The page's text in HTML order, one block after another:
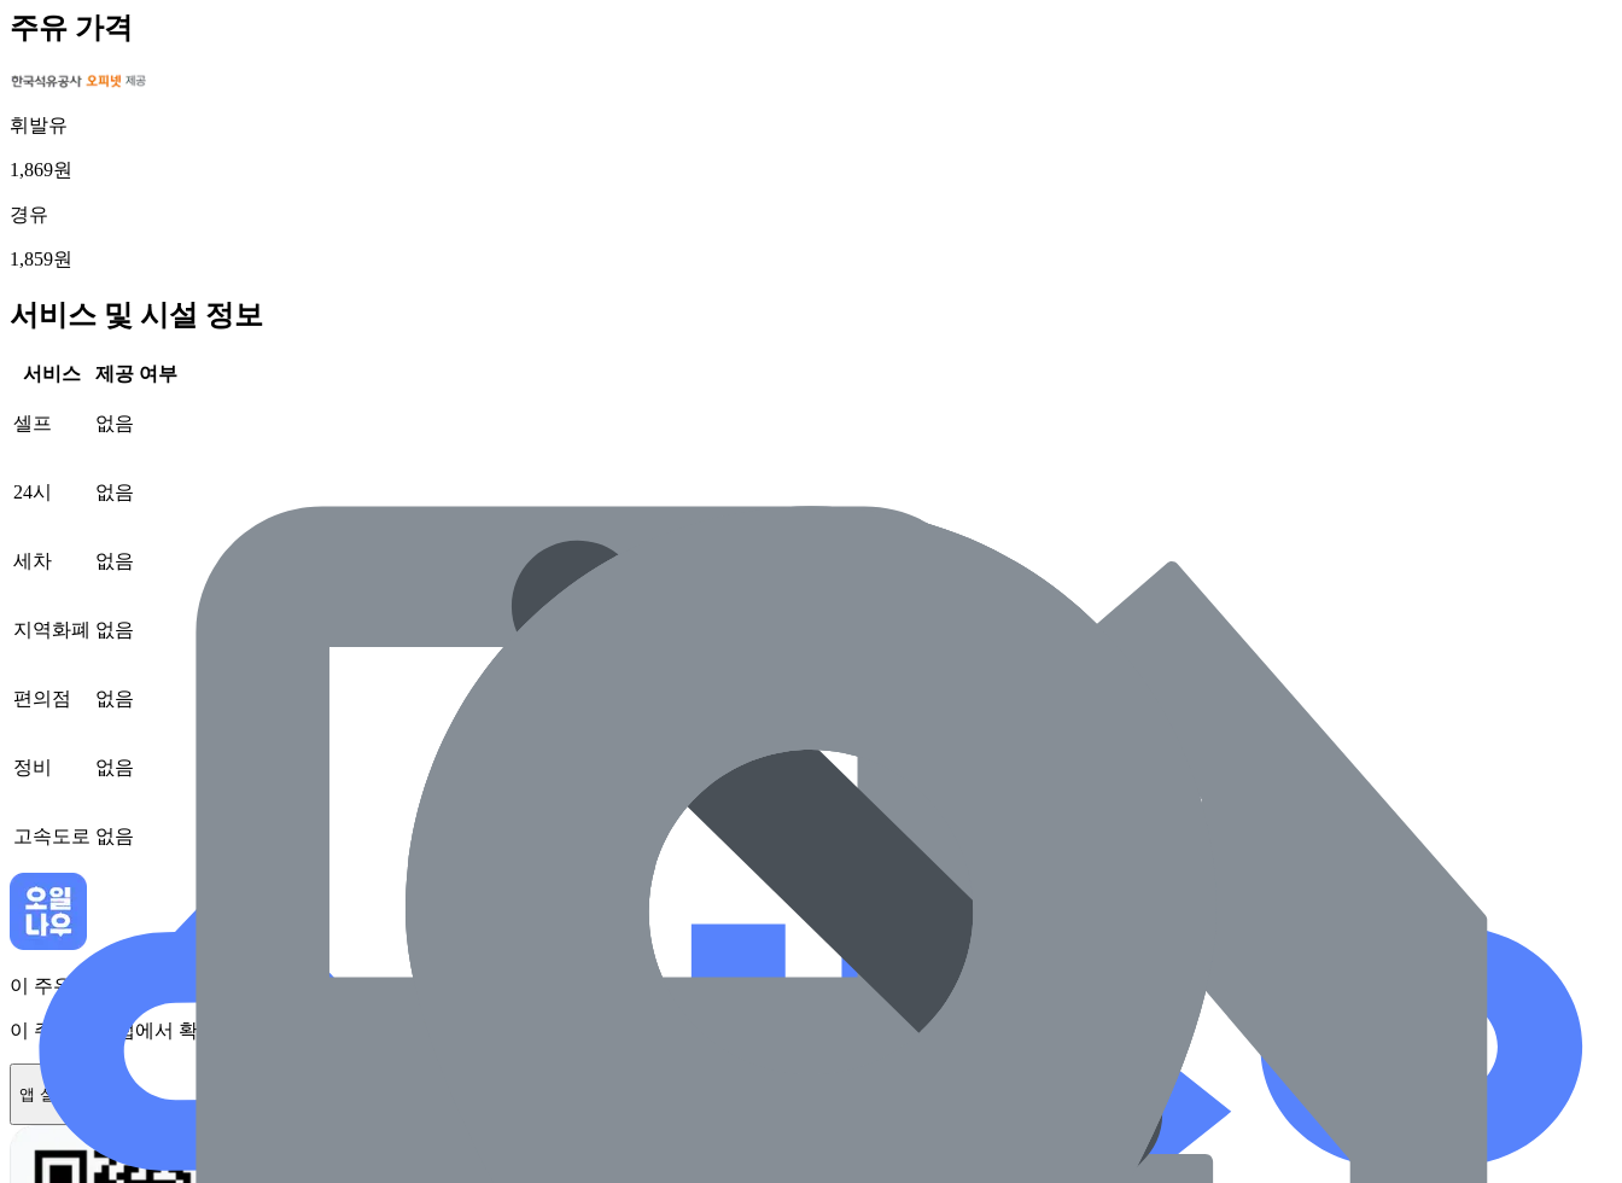
주유 가격
휘발유
1,869원
경유
1,859원
서비스 및 시설 정보
서비스 제공 여부
셀프 없음
24시 없음
세차 없음
지역화폐 없음
편의점 없음
정비 없음
고속도로 없음
이 주유소를 앱에서 확인하고 최대 1만원 혜택을 받아보세요
이 주유소를 앱에서 확인하고 최대 1만원 혜택을 받아보세요
앱 설치하기